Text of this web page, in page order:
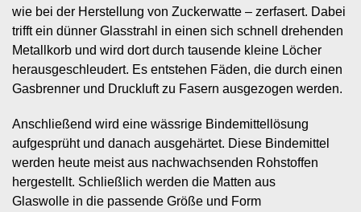
wie bei der Herstellung von Zuckerwatte – zerfasert. Dabei
trifft ein dünner Glasstrahl in einen sich schnell drehenden
Metallkorb und wird dort durch tausende kleine Löcher
herausgeschleudert. Es entstehen Fäden, die durch einen
Gasbrenner und Druckluft zu Fasern ausgezogen werden.
Anschließend wird eine wässrige Bindemittellösung
aufgesprüht und danach ausgehärtet. Diese Bindemittel
werden heute meist aus nachwachsenden Rohstoffen
hergestellt. Schließlich werden die Matten aus
Glaswolle in die passende Größe und Form